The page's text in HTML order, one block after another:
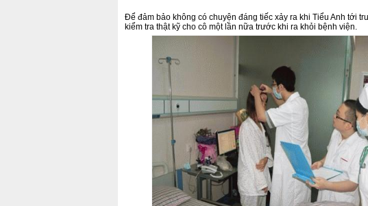
Để đảm bảo không có chuyện đáng tiếc xảy ra khi Tiểu Anh tới
kiểm tra thật kỹ cho cô một lần nữa trước khi ra khỏi bệnh viện.